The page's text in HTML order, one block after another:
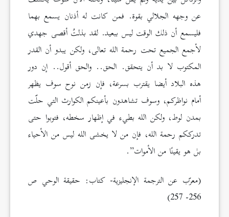
عن وجهه الجلالي بقوة. فمن كانت له أذنان يسمع بهما
فليسمع أن ذلك الوقت ليس ببعيد. لقد بذلتُ أقصى جهدي
لأجمع الجميع تحت رحمة الله تعالى، ولكن يبدو أن القدر
المكتوب لا بد أن يتحقق. الحق.. والحق أقول.. إن دور
هذه البلاد أيضا يقترب بسرعة، فإن زمن نوح سوف يظهر
أمام نواظركم، وسوف تشاهدون بأعينكم الكوارث التي حلّت
بمدن لوط، ولكن الله بطيء في إظهار سخطه، فتوبوا حتى
تدرككم رحمة الله، فإن من لا يخشى الله ليس من الأحياء
بل هو يقينًا من الأموات”.
(معرّب عن الترجمة الإنجليزية- كتاب: حقيقة الوحي ص
256- 257)